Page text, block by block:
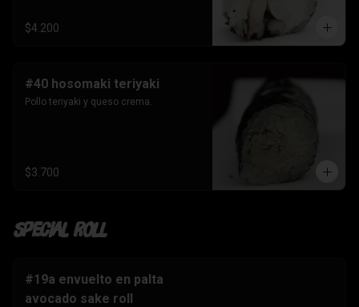
$4.200
#40 hosomaki teriyaki
Pollo teriyaki y queso crema.
$3.700
Special Roll
#19a envuelto en palta
avocado sake roll